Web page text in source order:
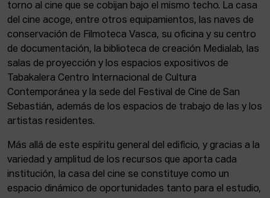
torno al cine que se cobijan bajo el mismo techo. La casa
del cine acoge, entre otros equipamientos, las naves de
conservación de Filmoteca Vasca, su oficina y su centro
de documentación, la biblioteca de creación Medialab, las
salas de proyección y los espacios expositivos de
Tabakalera Centro Internacional de Cultura
Contemporánea y la sede del Festival de Cine de San
Sebastián, además de los espacios de trabajo de las y los
artistas residentes.
Más allá de este espíritu general del edificio, y gracias a la
variedad y amplitud de los recursos que aporta cada
institución, la casa del cine se constituye como un
espacio dinámico de oportunidades tanto para el estudio,